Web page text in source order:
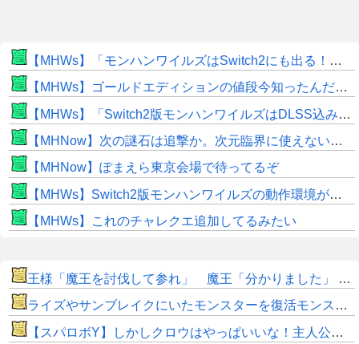
【MHWs】「モンハンワイルズはSwitch2にも出る！」👈こいつにかけたい言葉ｗｗｗｗｗｗｗｗｗ
【MHWs】ゴールドエディションの値段今知ったんだけどやっっっっっっすwwwww
【MHWs】「Switch2版モンハンワイルズはDLSS込みで最大1440p動作」
【MHNow】次の謎石は追撃か。次元臨界に使えない時点で闘気活性以下のスキルだわ
【MHNow】ぽまえら東京会場で待ってるぞ
【MHWs】Switch2版モンハンワイルズの動作環境が判明！
【MHWs】これのチャレクエ追加してるみたい
王様「魔王を討伐して参れ」 魔王「分かりました」 後編
ライズやサンブレイクにいたモンスターを復活モンスターと呼ぶのはやめよう
【スパロボY】しかしクロウはやっぱいいな！主人公として魅力的すぎる…！